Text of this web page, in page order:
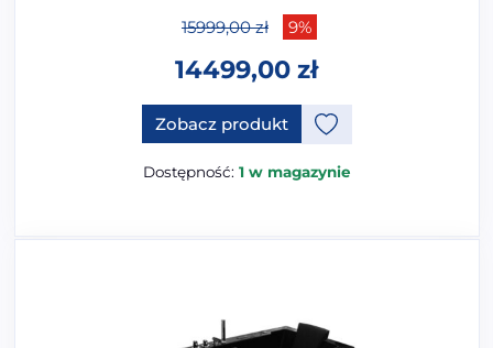
15999,00zł 9%
14499,00 zł
Zobacz produkt
Dostępność: 1 w magazynie